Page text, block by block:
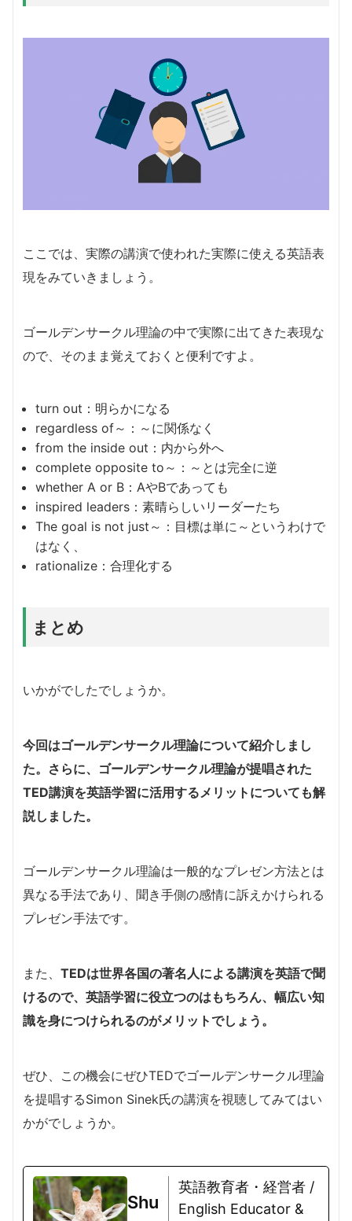
ここでは、実際の講演で使われた実際に使える英語表
現をみていきましょう。
ゴールデンサークル理論の中で実際に出てきた表現な
ので、そのまま覚えておくと便利ですよ。
turn out：明らかになる
regardless of～：～に関係なく
from the inside out：内から外へ
complete opposite to～：～とは完全に逆
whether A or B：AやBであっても
inspired leaders：素晴らしいリーダーたち
The goal is not just～：目標は単に～というわけで
はなく、
rationalize：合理化する
まとめ
いかがでしたでしょうか。
今回はゴールデンサークル理論について紹介しまし
た。さらに、ゴールデンサークル理論が提唱された
TED講演を英語学習に活用するメリットについても解
説しました。
ゴールデンサークル理論は一般的なプレゼン方法とは
異なる手法であり、聞き手側の感情に訴えかけられる
プレゼン手法です。
また、 TEDは世界各国の著名人による講演を英語で聞
けるので、英語学習に役立つのはもちろん、幅広い知
識を身につけられるのがメリットでしょう。
ぜひ、この機会にぜひTEDでゴールデンサークル理論
を提唱するSimon Sinek氏の講演を視聴してみてはい
かがでしょうか。
Shu
英語教育者・経営者 /
English Educator &